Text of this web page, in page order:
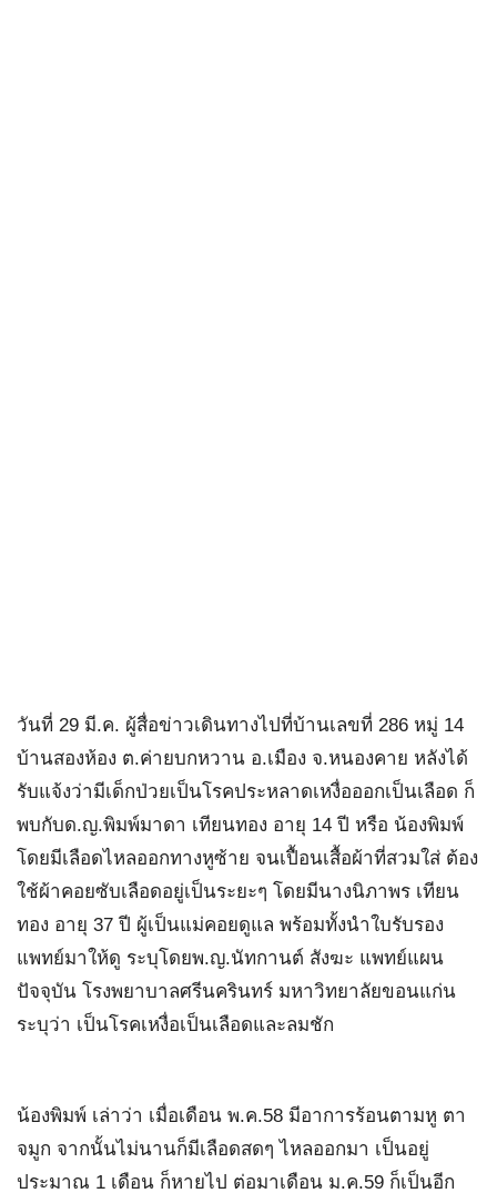
วันที่ 29 มี.ค. ผู้สื่อข่าวเดินทางไปที่บ้านเลขที่ 286 หมู่ 14
บ้านสองห้อง ต.ค่ายบกหวาน อ.เมือง จ.หนองคาย หลังได้
รับแจ้งว่ามีเด็กป่วยเป็นโรคประหลาดเหงื่อออกเป็นเลือด ก็
พบกับด.ญ.พิมพ์มาดา เทียนทอง อายุ 14 ปี หรือ น้องพิมพ์
โดยมีเลือดไหลออกทางหูซ้าย จนเปื้อนเสื้อผ้าที่สวมใส่ ต้อง
ใช้ผ้าคอยซับเลือดอยู่เป็นระยะๆ โดยมีนางนิภาพร เทียน
ทอง อายุ 37 ปี ผู้เป็นแม่คอยดูแล พร้อมทั้งนำใบรับรอง
แพทย์มาให้ดู ระบุโดยพ.ญ.นัทกานต์ สังฆะ แพทย์แผน
ปัจจุบัน โรงพยาบาลศรีนครินทร์ มหาวิทยาลัยขอนแก่น
ระบุว่า เป็นโรคเหงื่อเป็นเลือดและลมชัก
น้องพิมพ์ เล่าว่า เมื่อเดือน พ.ค.58 มีอาการร้อนตามหู ตา
จมูก จากนั้นไม่นานก็มีเลือดสดๆ ไหลออกมา เป็นอยู่
ประมาณ 1 เดือน ก็หายไป ต่อมาเดือน ม.ค.59 ก็เป็นอีก